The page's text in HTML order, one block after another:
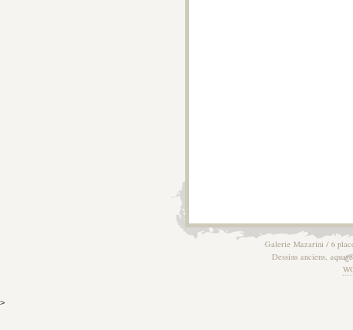
Galerie Mazarini / 6
Dessins anciens,
>